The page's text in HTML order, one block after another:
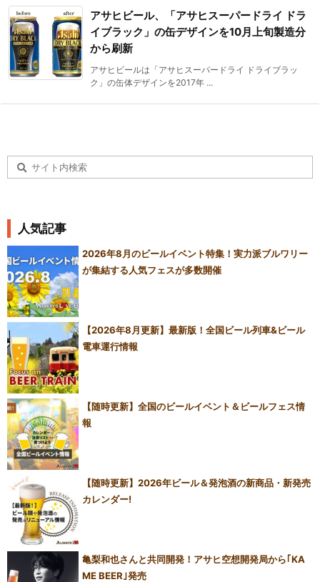
アサヒビール、「アサヒスーパードライ ドラ
イブラック」の缶デザインを10月上旬製造分
から刷新
アサヒビールは「アサヒスーパードライ ドライブラッ
ク」の缶体デザインを2017年 ...
人気記事
2026年8月のビールイベント特集！実力派ブルワリー
が集結する人気フェスが多数開催
【2026年8月更新】最新版！全国ビール列車&ビール
電車運行情報
【随時更新】全国のビールイベント＆ビールフェス情
報
【随時更新】2026年ビール＆発泡酒の新商品・新発売
カレンダー!
亀梨和也さんと共同開発！アサヒ空想開発局から｢KA
ME BEER｣発売